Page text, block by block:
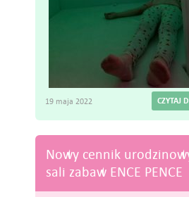
19 maja 2022 CZYTAJ
Nowy cennik
sali zabaw ENCE PENCE